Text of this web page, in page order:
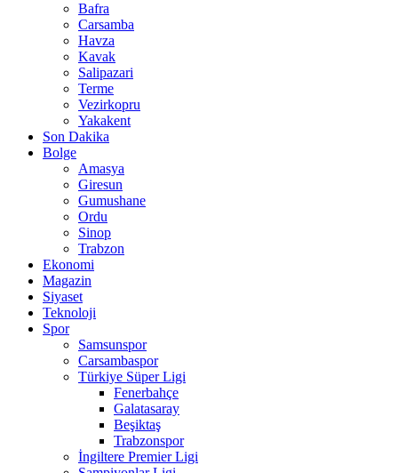
Bafra
Carsamba
Havza
Kavak
Salipazari
Terme
Vezirkopru
Yakakent
Son Dakika
Bolge
Amasya
Giresun
Gumushane
Ordu
Sinop
Trabzon
Ekonomi
Magazin
Siyaset
Teknoloji
Spor
Samsunspor
Carsambaspor
Türkiye Süper Ligi
Fenerbahçe
Galatasaray
Beşiktaş
Trabzonspor
İngiltere Premier Ligi